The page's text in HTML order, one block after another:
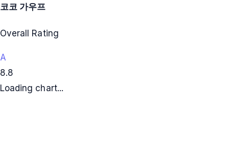
코코 가우프
Overall Rating
A
8.8
Loading chart...